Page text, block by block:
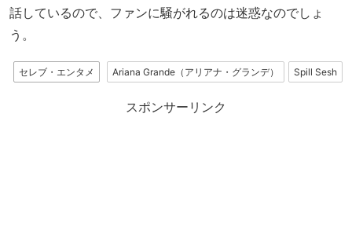
話しているので、ファンに騒がれるのは迷惑なのでしょ
う。
セレブ・エンタメ Ariana Grande（アリアナ・グランデ） Spill Sesh
スポンサーリンク